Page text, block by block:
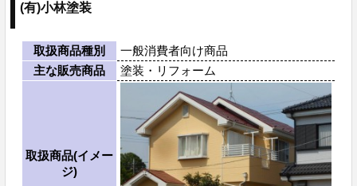
(有)小林塗装
取扱商品種別
一般消費者向け商品
主な販売商品
塗装・リフォーム
取扱商品(イメー
ジ)